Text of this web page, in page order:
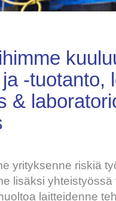
-tuotanto,
&
yrityksenne riskiä
lisäksi
laitteidenne